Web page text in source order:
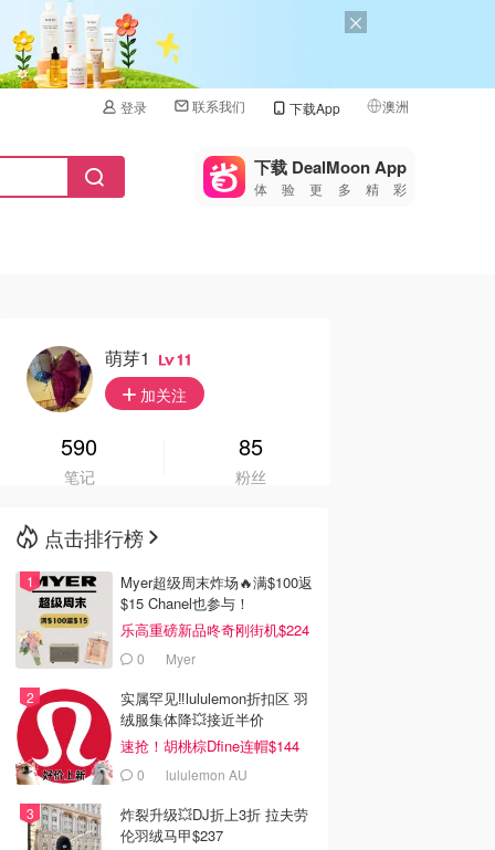
登录 联系我们 下载App 澳洲
🇺🇸
🇨🇳 中国
🇦🇺
下载 DealMoon App
体验更多精彩
萌芽1 11
加关注
590
笔记
85
粉丝
点击排行榜
Myer超级周末炸场🔥满$100返
$15 Chanel也参与！
乐高重磅新品咚奇刚街机$224
0 Myer
实属罕见‼️lululemon折扣区 羽
绒服集体降💥接近半价
速抢！胡桃棕Dfine连帽$144
0 lululemon AU
炸裂升级💥DJ折上3折 拉夫劳
伦羽绒马甲$237